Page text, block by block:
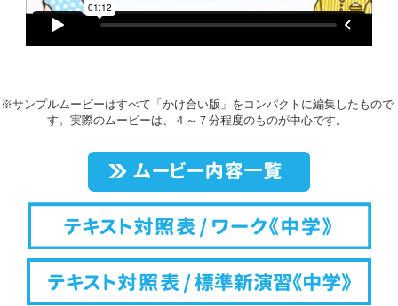
※サンプルムービーはすべて「かけ合い版」をコンパクトに編集したもので
す。実際のムービーは、４～７分程度のものが中心です。